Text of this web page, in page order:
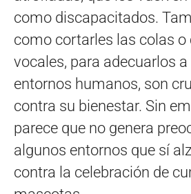
como discapacitados.
como cortarles las colas o
vocales, para adecuarlos
entornos humanos, son
contra su bienestar. Sin
parece que no genera
algunos entornos que sí
contra la celebración de